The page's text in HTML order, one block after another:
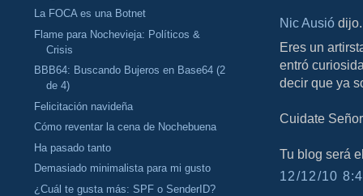
La FOCA es una Botnet
Flame para Nochevieja: Políticos &
Crisis
BBB64: Buscando Bujeros en Base64 (2
de 4)
Felicitación navideña
Cómo reventar la cena de Nochebuena
Ha pasado tanto
Demasiado minimalista para mi gusto
¿Cuál te gusta más: SPF o SenderID?
Nic Ausió
Eres un
entró
decir que ya
Cuidate
Tu blog será
12/12/10